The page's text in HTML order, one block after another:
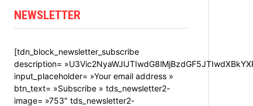
NEWSLETTER
[tdn_block_newsletter_subscribe
description=
input_placeholder= »Your email address »
btn_text= »Subscribe » tds_newsletter2-
image= »753″ tds_newsletter2-